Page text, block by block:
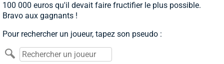
100 000 euros qu'il devait faire fructifier le plus possible.
Bravo aux gagnants !
Pour rechercher un joueur, tapez son pseudo :